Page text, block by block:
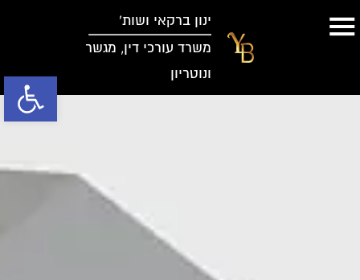
ינון ברקאי ושות’
משרד עורכי דין, מגשר
ונוטריון
פתח סרגל